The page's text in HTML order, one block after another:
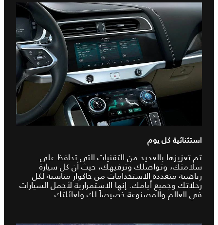
استثنائية كل يوم
تم تعزيزها بالعديد من التقنيات التي تحافظ على
سلامتك، وتواصلك وترفيهك، حيث أن كل سيارة
رياضية متعددة الاستخدامات من جاكوار مناسبة لكل
رحلاتك وجميع أيامك. إنها الاستمرارية لأجمل السيارات
في العالم والمصنوعة خصيصاً لك ولعائلتك.